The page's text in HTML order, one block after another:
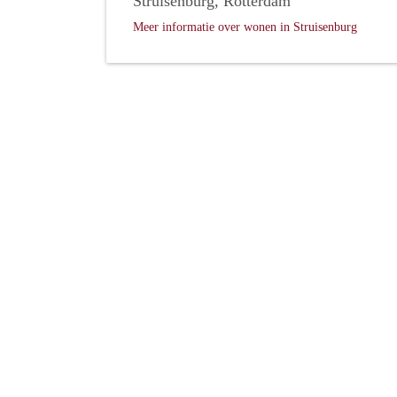
Meer informatie over wonen in Struisenburg